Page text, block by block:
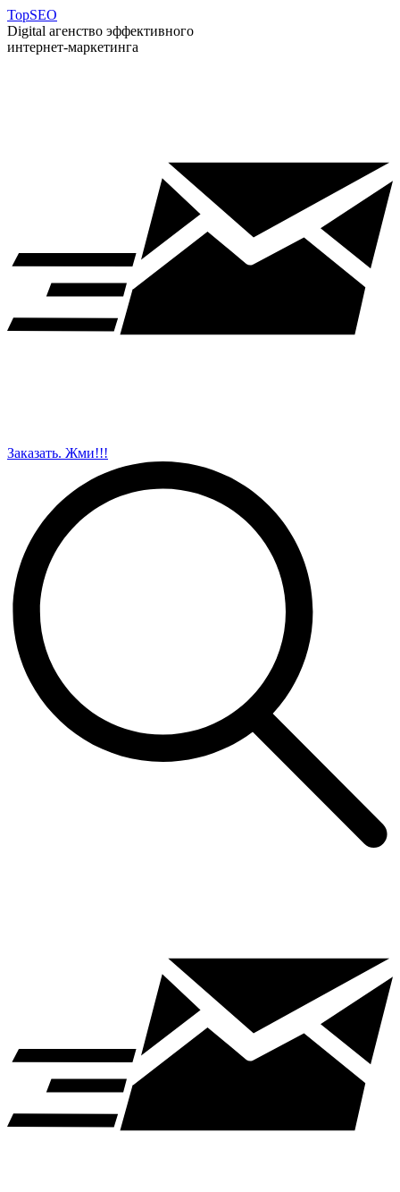
TopSEO
Digital агенство эффективного
интернет-маркетинга
Заказать. Жми!!!